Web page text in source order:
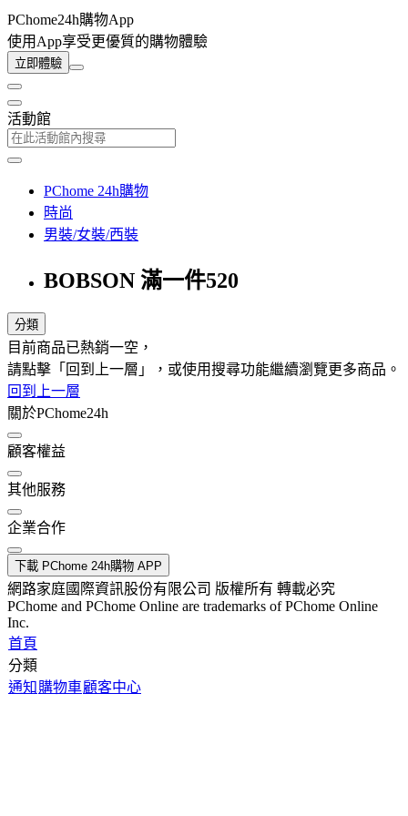
PChome24h購物App
使用App享受更優質的購物體驗
立即體驗
活動館
PChome 24h購物
時尚
男裝/女裝/西裝
BOBSON 滿一件520
分類
目前商品已熱銷一空，
請點擊「回到上一層」，或使用搜尋功能繼續瀏覽更多商品。
回到上一層
關於PChome24h
顧客權益
其他服務
企業合作
下載 PChome 24h購物 APP
網路家庭國際資訊股份有限公司 版權所有 轉載必究
PChome and PChome Online are trademarks of PChome Online
Inc.
首頁
分類
通知 購物車顧客中心